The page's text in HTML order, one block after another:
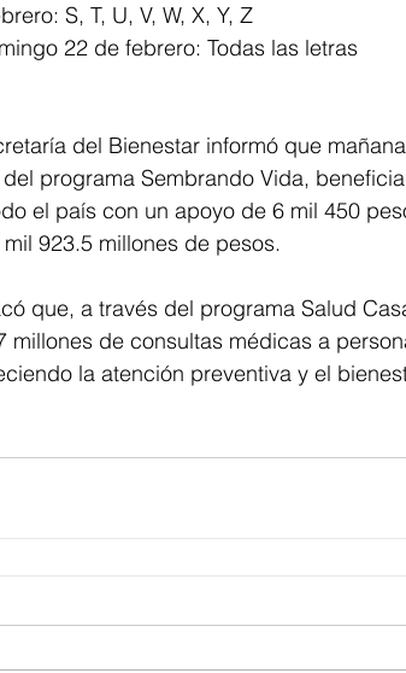
S, T, U, V, W, X, Y, Z
22 de febrero: Todas las letras
del Bienestar informó que
programa Sembrando Vida,
el país con un apoyo de 6 mil 450
923.5 millones de pesos.
que, a través del programa Salud
millones de consultas médicas a
la atención preventiva y el